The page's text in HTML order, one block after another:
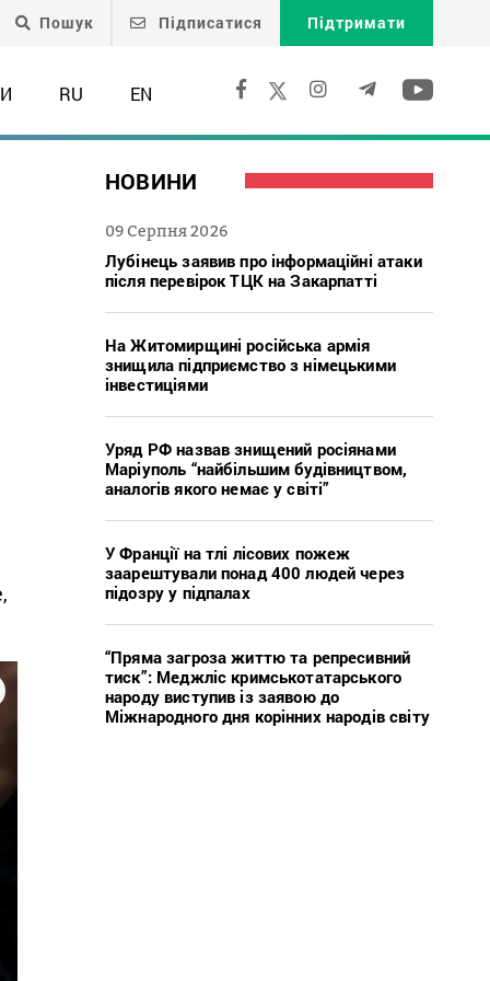
Пошук Підписатися Підтримати
RU EN
НОВИНИ
09 Серпня 2026
Лубінець заявив про інформаційні атаки
після перевірок ТЦК на Закарпатті
На Житомирщині російська армія
знищила підприємство з німецькими
інвестиціями
Уряд РФ назвав знищений росіянами
Маріуполь “найбільшим будівництвом,
аналогів якого немає у світі”
У Франції на тлі лісових пожеж
заарештували понад 400 людей через
підозру у підпалах
“Пряма загроза життю та репресивний
тиск”: Меджліс кримськотатарського
народу виступив із заявою до
Міжнародного дня корінних народів світу